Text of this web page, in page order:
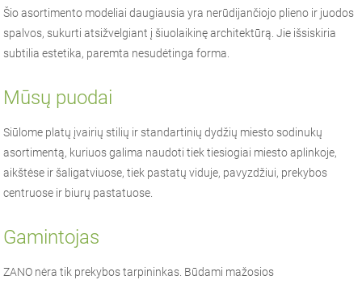
Šio asortimento modeliai daugiausia yra nerūdijančiojo plieno ir juodos
spalvos, sukurti atsižvelgiant į šiuolaikinę architektūrą. Jie išsiskiria
subtilia estetika, paremta nesudėtinga forma.
Mūsų puodai
Siūlome platų įvairių stilių ir standartinių dydžių miesto sodinukų
asortimentą, kuriuos galima naudoti tiek tiesiogiai miesto aplinkoje,
aikštėse ir šaligatviuose, tiek pastatų viduje, pavyzdžiui, prekybos
centruose ir biurų pastatuose.
Gamintojas
ZANO nėra tik prekybos tarpininkas. Būdami mažosios